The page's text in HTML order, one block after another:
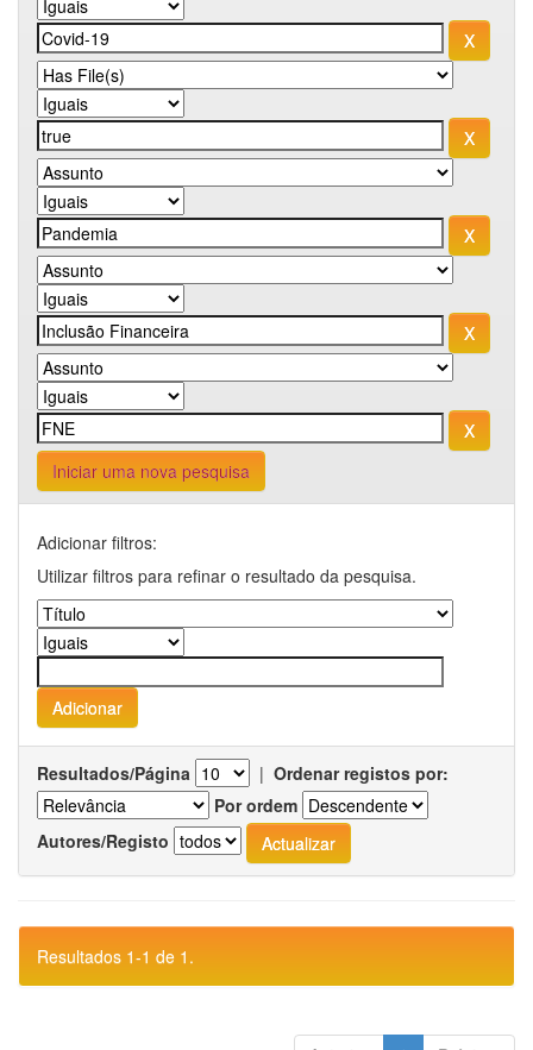
Iniciar uma nova pesquisa
Adicionar filtros:
Utilizar filtros para refinar o resultado da pesquisa.
Resultados/Página | Ordenar registos por:
Por ordem
Autores/Registo
Resultados 1-1 de 1.